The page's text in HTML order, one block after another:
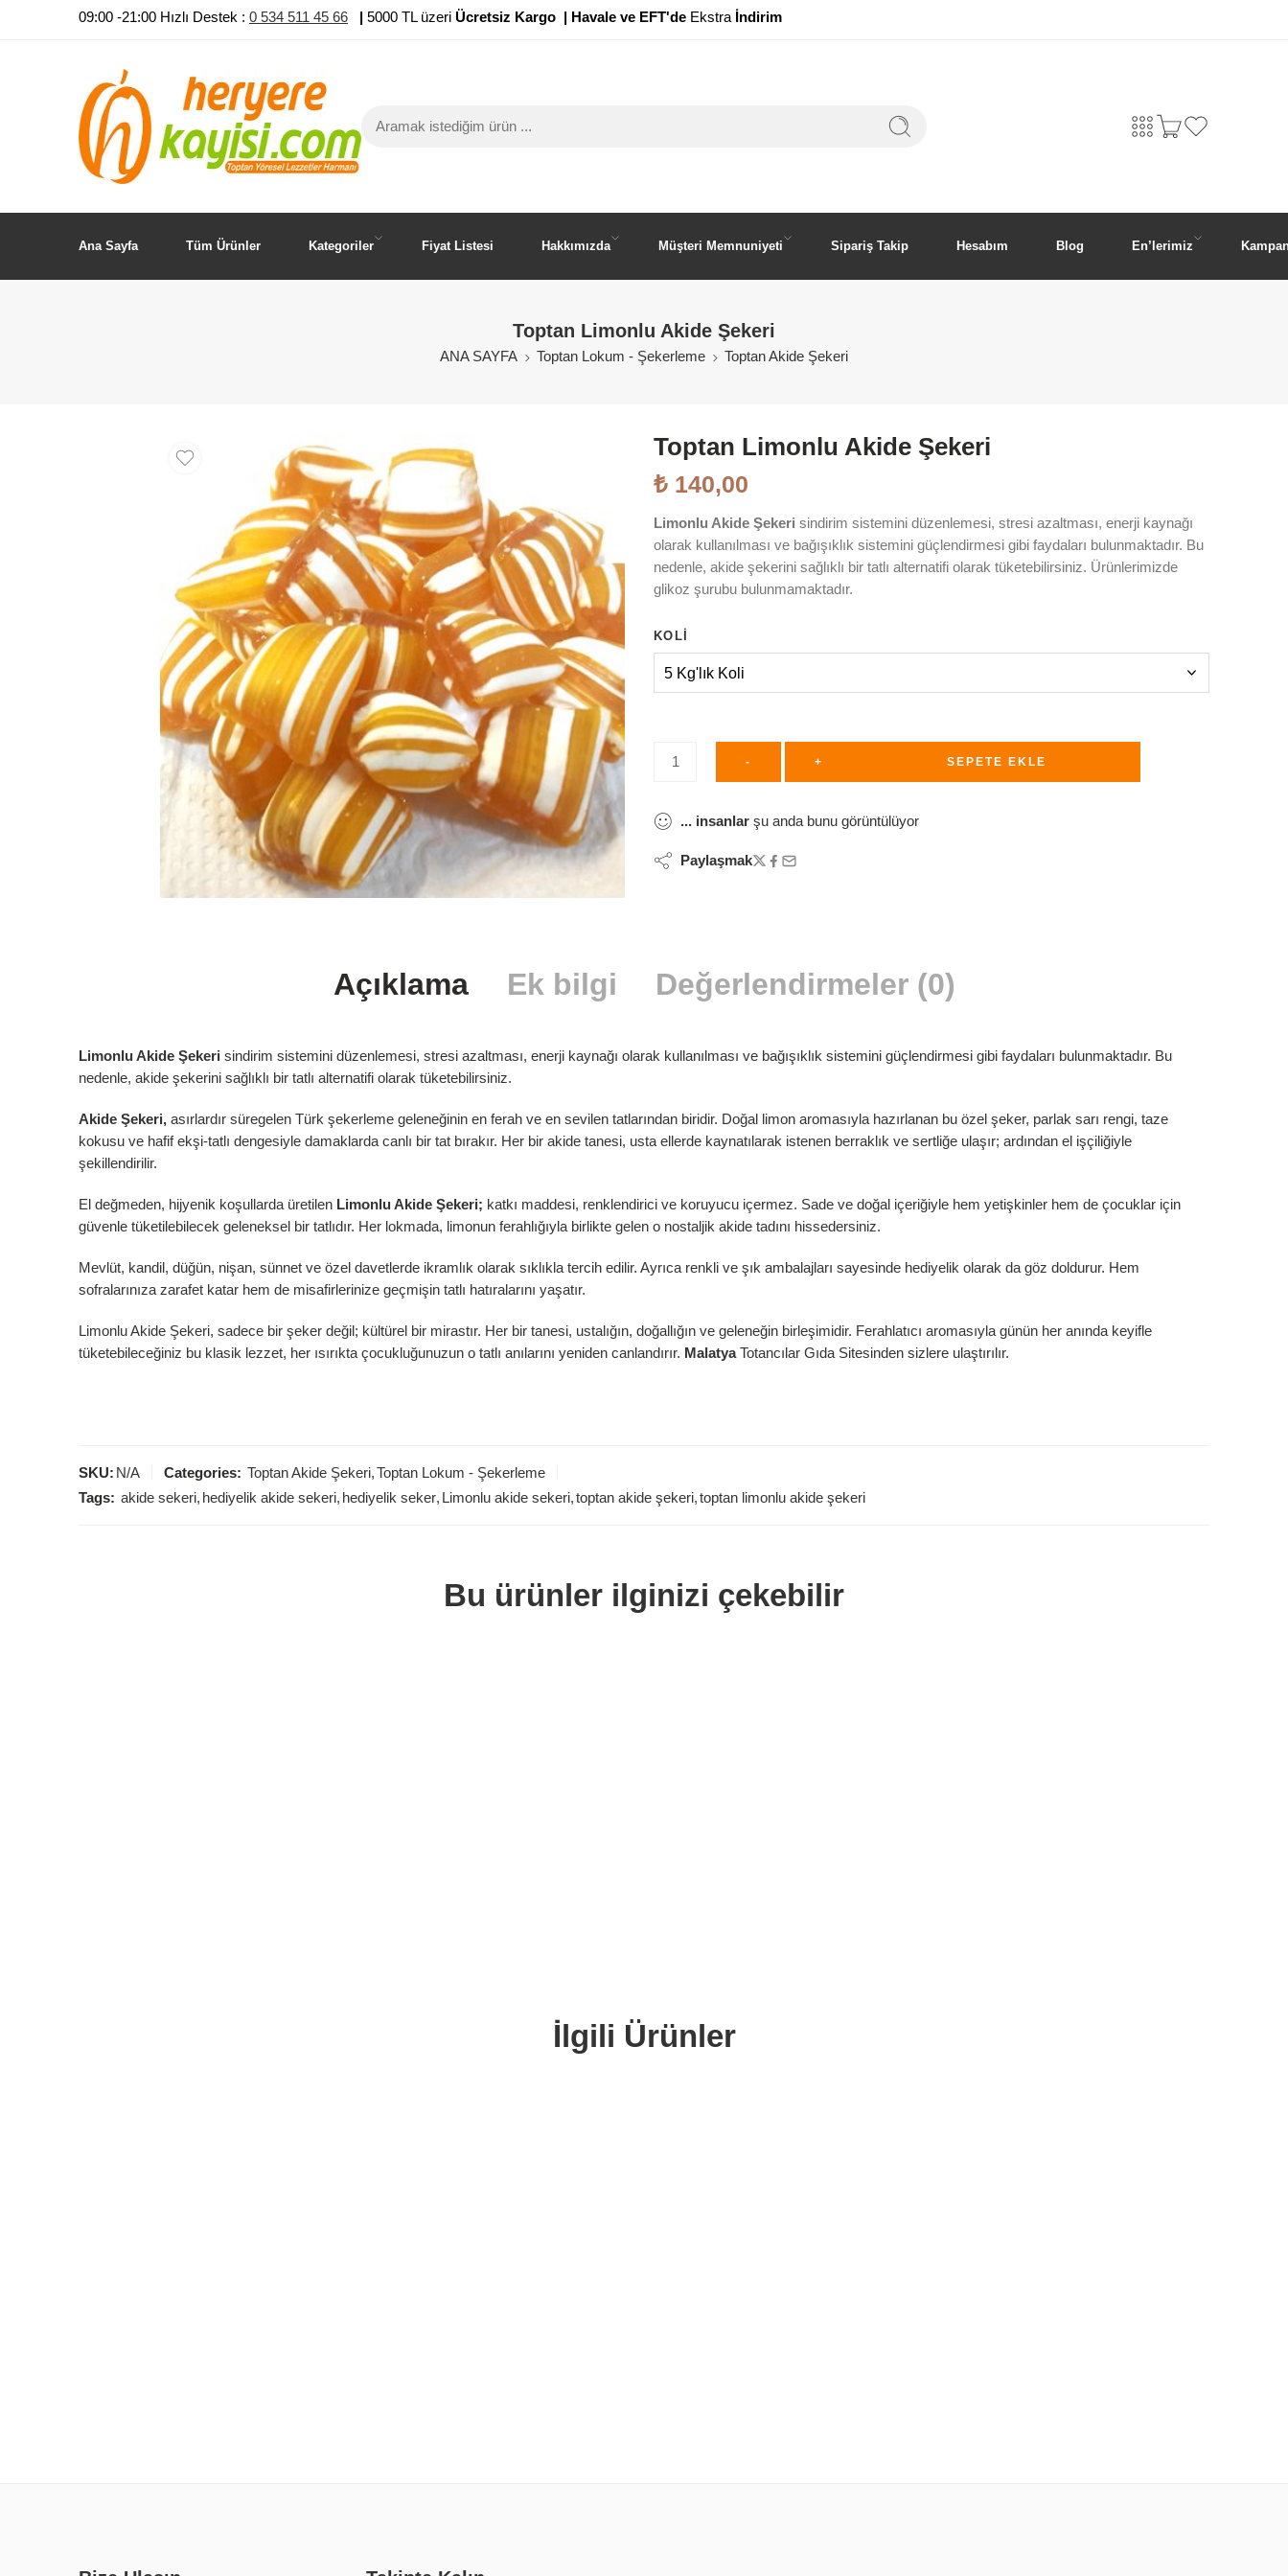
09:00 -21:00 Hızlı Destek : 0 534 511 45 66 5000 TL üzeri Ücretsiz Kargo | Havale ve EFT'de Ekstra İndirim
Ana Sayfa Tüm Ürünler Kategoriler Fiyat Listesi Hakkımızda Müşteri Memnuniyeti Sipariş Takip Hesabım Blog En’lerimiz
Toptan Limonlu Akide Şekeri
ANA SAYFA Toptan Lokum - Şekerleme Toptan Akide Şekeri
Toptan Limonlu Akide Şekeri
₺ 140,00
Limonlu Akide Şekeri sindirim sistemini düzenlemesi, stresi azaltması, enerji kaynağı
olarak kullanılması ve bağışıklık sistemini güçlendirmesi gibi faydaları bulunmaktadır. Bu
nedenle, akide şekerini sağlıklı bir tatlı alternatifi olarak tüketebilirsiniz. Ürünlerimizde
glikoz şurubu bulunmamaktadır.
KOLI
- + SEPETE EKLE
... insanlar şu anda bunu görüntülüyor
Paylaşmak
Açıklama Ek bilgi Değerlendirmeler (0)
Limonlu Akide Şekeri sindirim sistemini düzenlemesi, stresi azaltması, enerji kaynağı olarak kullanılması ve bağışıklık sistemini güçlendirmesi gibi faydaları bulunmaktadır. Bu
nedenle, akide şekerini sağlıklı bir tatlı alternatifi olarak tüketebilirsiniz.
Akide Şekeri, asırlardır süregelen Türk şekerleme geleneğinin en ferah ve en sevilen tatlarından biridir. Doğal limon aromasıyla hazırlanan bu özel şeker, parlak sarı rengi, taze
kokusu ve hafif ekşi-tatlı dengesiyle damaklarda canlı bir tat bırakır. Her bir akide tanesi, usta ellerde kaynatılarak istenen berraklık ve sertliğe ulaşır; ardından el işçiliğiyle
şekillendirilir.
El değmeden, hijyenik koşullarda üretilen Limonlu Akide Şekeri; katkı maddesi, renklendirici ve koruyucu içermez. Sade ve doğal içeriğiyle hem yetişkinler hem de çocuklar için
güvenle tüketilebilecek geleneksel bir tatlıdır. Her lokmada, limonun ferahlığıyla birlikte gelen o nostaljik akide tadını hissedersiniz.
Mevlüt, kandil, düğün, nişan, sünnet ve özel davetlerde ikramlık olarak sıklıkla tercih edilir. Ayrıca renkli ve şık ambalajları sayesinde hediyelik olarak da göz doldurur. Hem
sofralarınıza zarafet katar hem de misafirlerinize geçmişin tatlı hatıralarını yaşatır.
Limonlu Akide Şekeri, sadece bir şeker değil; kültürel bir mirastır. Her bir tanesi, ustalığın, doğallığın ve geleneğin birleşimidir. Ferahlatıcı aromasıyla günün her anında keyifle
tüketebileceğiniz bu klasik lezzet, her ısırıkta çocukluğunuzun o tatlı anılarını yeniden canlandırır. MalatyaTotancılar Gıda Sitesinden sizlere ulaştırılır.
İnceleme ekle
İnceleme göndermek için %1$slogged'a %2$s giriş yapmış olmanız gerekir.
Log In
SKU: N/A Categories: Toptan Akide Şekeri,Toptan Lokum - Şekerleme
Tags: akide sekeri, hediyelik akide sekeri, hediyelik seker, Limonlu akide sekeri,toptan akide şekeri,toptan limonlu akide şekeri
Bu ürünler ilginizi çekebilir
İlgili Ürünler